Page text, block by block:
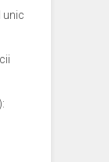
unic